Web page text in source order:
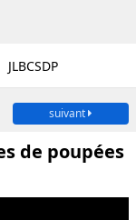
JLBCSDP
suivant
de poupées